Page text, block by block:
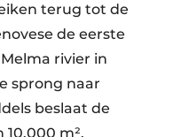
terug tot de
de eerste
rivier in
sprong naar
beslaat de
m².